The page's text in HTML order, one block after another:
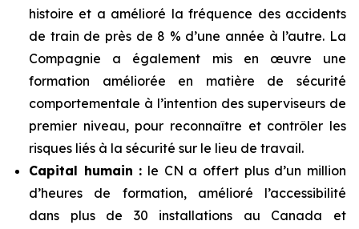
histoire et a amélioré la fréquence des accidents
de train de près de 8 % d’une année à l’autre. La
Compagnie a également mis en œuvre une
formation améliorée en matière de sécurité
comportementale à l’intention des superviseurs de
premier niveau, pour reconnaître et contrôler les
risques liés à la sécurité sur le lieu de travail.
Capital humain : le CN a offert plus d’un million
d’heures de formation, amélioré l’accessibilité
dans plus de 30 installations au Canada et